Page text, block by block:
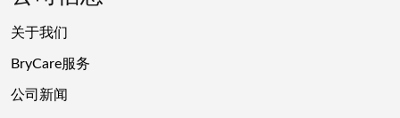
关于我们
BryCare服务
公司新闻